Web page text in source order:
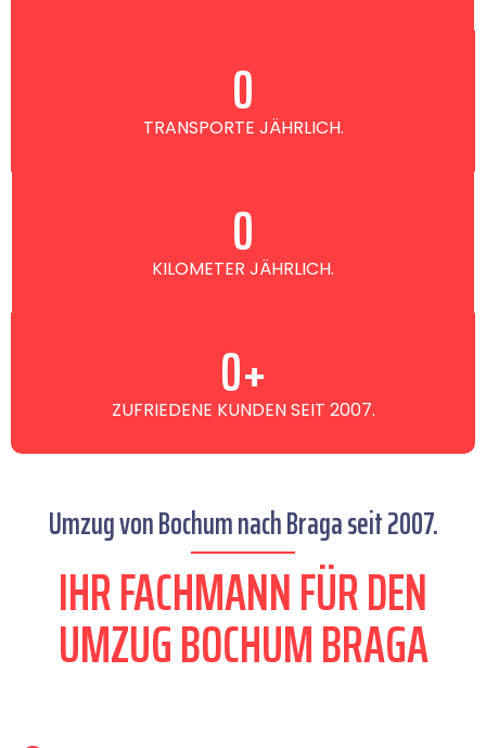
TRANSPORTE JÄHRLICH.
0
KILOMETER JÄHRLICH.
0
ZUFRIEDENE KUNDEN SEIT 2007.
0+
Umzug von Bochum nach Braga seit 2007.
IHR FACHMANN FÜR DEN
UMZUG BOCHUM BRAGA